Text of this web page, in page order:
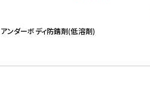
アンダーボディ防錆剤(低溶剤)